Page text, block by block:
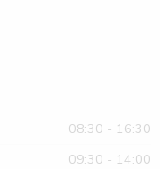
08:30 - 16:30
09:30 - 14:00